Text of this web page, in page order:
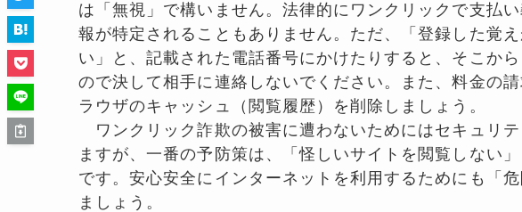
は「無視」で構いません。法律的にワンクリックで支払
報が特定されることもありません。ただ、「登録した覚
い」と、記載された電話番号にかけたりすると、そこか
ので決して相手に連絡しないでください。また、料金の
ラウザのキャッシュ（閲覧履歴）を削除しましょう。
ワンクリック詐欺の被害に遭わないためにはセキュリ
ますが、一番の予防策は、「怪しいサイトを閲覧しない
です。安心安全にインターネットを利用するためにも「
ましょう。